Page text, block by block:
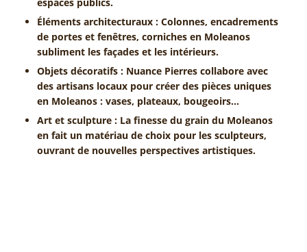
Éléments architecturaux : Colonnes, encadrements
de portes et fenêtres, corniches en Moleanos
subliment les façades et les intérieurs.
Objets décoratifs : Nuance Pierres collabore avec
des artisans locaux pour créer des pièces uniques
en Moleanos : vases, plateaux, bougeoirs…
Art et sculpture : La finesse du grain du Moleanos
en fait un matériau de choix pour les sculpteurs,
ouvrant de nouvelles perspectives artistiques.